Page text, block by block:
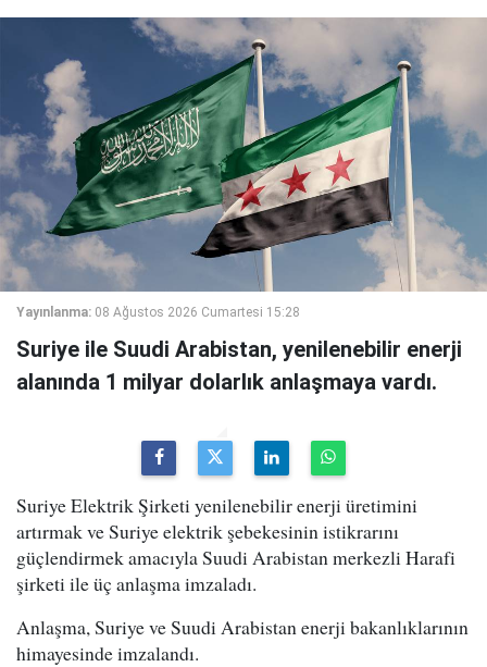
Yayınlanma: 08 Ağustos 2026 Cumartesi 15:28
Suriye ile Suudi Arabistan, yenilenebilir enerji
alanında 1 milyar dolarlık anlaşmaya vardı.
Suriye Elektrik Şirketi yenilenebilir enerji üretimini
artırmak ve Suriye elektrik şebekesinin istikrarını
güçlendirmek amacıyla Suudi Arabistan merkezli Harafi
şirketi ile üç anlaşma imzaladı.
Anlaşma, Suriye ve Suudi Arabistan enerji bakanlıklarının
himayesinde imzalandı.